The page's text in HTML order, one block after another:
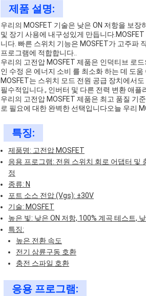
제품 설명:
우리의 MOSFET 기술은 낮은 ON 저항을 보
및 장기 사용에 내구성있게 만듭니다
니다. 빠른 스위치 기능은 MOSFET가 고주파
프로그램에 적합합니다..
우리의 고전압 MOSFET 제품은 인덕티브 로
인 수정 은 에너지 소비 를 최소화 하는 데 도
MOSFET는 스위치 모드 전원 공급 장치에서
필수적입니다., 인버터 및 다른 전력 변환 애플
우리의 고전압 MOSFET 제품은 최고 품질 기
로 필요에 대한 완벽한 선택입니다오늘 우리
특징:
제품명: 고전압 MOSFET
응용 프로그램: 전원 스위치 회로 어댑터 및
정
종류: N
포트 소스 전압 (Vgs): ±30V
기술: MOSFET
높은 빛: 낮은 ON 저항, 100% 계곡 테스트,
특징:
높은 전환 속도
전기 삼륜구동 호환
충전 스파일 호환
응용 프로그램: